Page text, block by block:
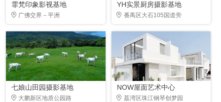
霏梵印象影视基地
广佛交界－平洲
YH实景厨房摄影基地
番禺区大石105国道旁
七娘山田园摄影基地
大鹏新区地质公园路
NOW屋面艺术中心
荔湾区珠江钢琴创梦园